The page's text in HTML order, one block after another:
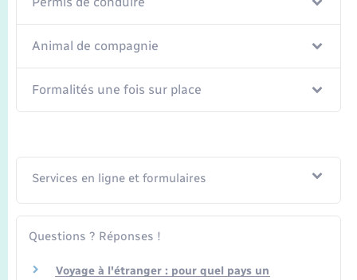
Animal de compagnie
Formalités une fois sur place
Services en ligne et formulaires
Questions ? Réponses !
Voyage à l'étranger : pour quel pays un